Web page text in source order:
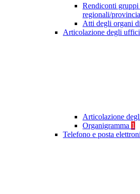
Rendiconti
regionali/
Atti degli organi
Articolazione degli uffici
Articolazione
Organigramma 1
Telefono e posta